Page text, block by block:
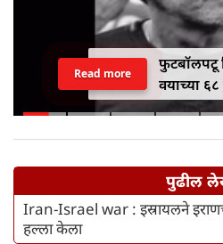
फुटबॉलपटू
वयाच्या ६८
Read more
पुढील
Iran-Israel war : इस्रायलने
हल्ला केला